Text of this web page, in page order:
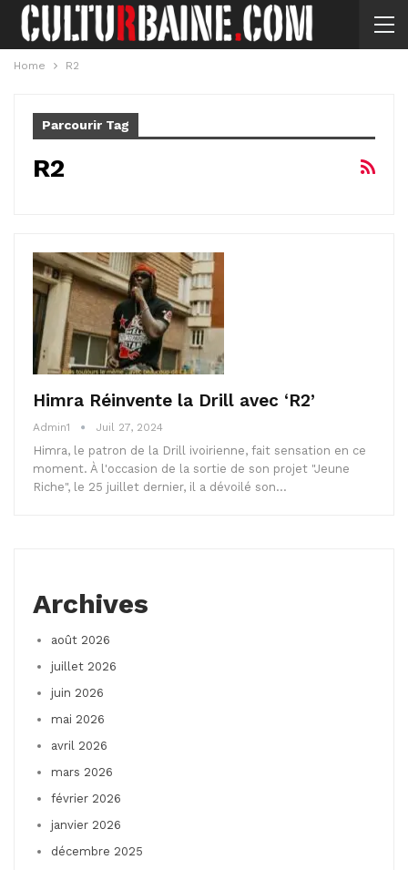
Home R2
Parcourir Tag
R2
Himra Réinvente la Drill avec ‘R2’
Admin1 Juil 27, 2024
Himra, le patron de la Drill ivoirienne, fait sensation en ce
moment. À l'occasion de la sortie de son projet "Jeune
Riche", le 25 juillet dernier, il a dévoilé son…
Archives
août 2026
juillet 2026
juin 2026
mai 2026
avril 2026
mars 2026
février 2026
janvier 2026
décembre 2025